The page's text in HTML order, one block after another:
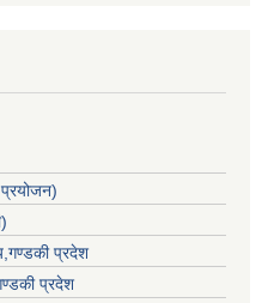
प्रयोजन)
प्रदेश
प्रदेश